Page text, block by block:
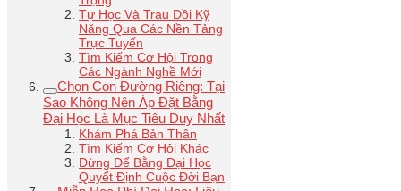
Tự Học Và Trau Dồi Kỹ
Năng Qua Các Nền Tảng
Trực Tuyến
Tìm Kiếm Cơ Hội Trong
Các Ngành Nghề Mới
Chọn Con Đường Riêng: Tại
Sao Không Nên Áp Đặt Bằng
Đại Học Là Mục Tiêu Duy Nhất
Khám Phá Bản Thân
Tìm Kiếm Cơ Hội Khác
Đừng Để Bằng Đại Học
Quyết Định Cuộc Đời Bạn